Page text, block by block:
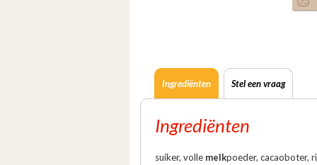
Ingrediënten Stel een vraag
Ingrediënten
suiker, volle melkpoeder, cacaoboter,